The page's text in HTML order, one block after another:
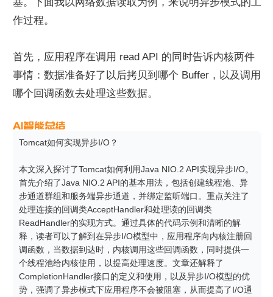
作过程。
首先，应用程序在调用 read API 的同时告诉内核两件
事情：数据准备好了以后拷贝到哪个 Buffer，以及调用
哪个回调函数去处理这些数据。
Tomcat如何实现异步I/O？
本文深入探讨了Tomcat如何利用Java NIO.2 API实现异步I/O。
首先介绍了Java NIO.2 API的基本用法，包括创建线程池、异
步通道群组和服务端异步通道，并绑定监听端口。重点关注了
处理连接的回调类AcceptHandler和处理读的回调类
ReadHandler的实现方式。通过具体的代码示例和清晰的解
释，读者可以了解到在异步I/O模型中，应用程序向内核注册回
调函数，当数据到达时，内核调用这些回调函数，同时提供一
个线程池给内核使用，以提高处理速度。文章还解释了
CompletionHandler接口的定义和使用，以及异步I/O模型的优
势，强调了异步模式下应用程序不会被阻塞，从而提高了I/O通